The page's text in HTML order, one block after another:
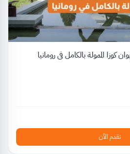
كوزا الممولة بالكامل في رومانيا
تقدم الآن